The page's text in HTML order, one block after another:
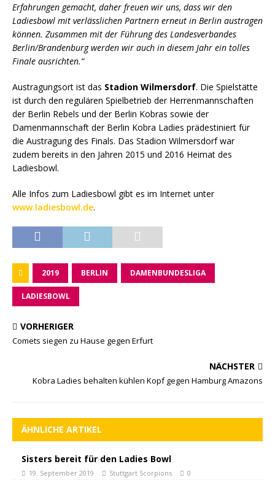
Erfahrungen gemacht, daher freuen wir uns, dass wir den
Ladiesbowl mit verlässlichen Partnern erneut in Berlin austragen
können. Zusammen mit der Führung des Landesverbandes
Berlin/Brandenburg werden wir auch in diesem Jahr ein tolles
Finale ausrichten.“
Austragungsort ist das Stadion Wilmersdorf. Die Spielstätte
ist durch den regulären Spielbetrieb der Herrenmannschaften
der Berlin Rebels und der Berlin Kobras sowie der
Damenmannschaft der Berlin Kobra Ladies prädestiniert für
die Austragung des Finals. Das Stadion Wilmersdorf war
zudem bereits in den Jahren 2015 und 2016 Heimat des
Ladiesbowl.
Alle Infos zum Ladiesbowl gibt es im Internet unter
www.ladiesbowl.de.
2019 BERLIN DAMENBUNDESLIGA
LADIESBOWL
VORHERIGER
Comets siegen zu Hause gegen Erfurt
NÄCHSTER
Kobra Ladies behalten kühlen Kopf gegen Hamburg Amazons
ÄHNLICHE ARTIKEL
Sisters bereit für den Ladies Bowl
19. September 2019 Stuttgart Scorpions 0